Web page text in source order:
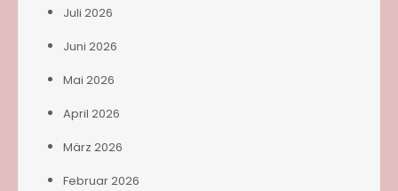
Juli 2026
Juni 2026
Mai 2026
April 2026
März 2026
Februar 2026